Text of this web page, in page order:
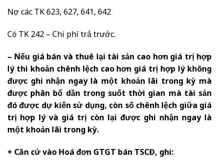
Nợ các TK 623, 627, 641, 642
Có TK 242 – Chi phí trả trước.
– Nếu giá bán và thuê lại tài sản cao hơn giá trị hợp
lý thì khoản chênh lệch cao hơn giá trị hợp lý không
được ghi nhận ngay là một khoản lãi trong kỳ mà
được phân bổ dần trong suốt thời gian mà tài sản
đó được dự kiến sử dụng, còn số chênh lệch giữa giá
trị hợp lý và giá trị còn lại được ghi nhận ngay là
một khoản lãi trong kỳ.
+ Căn cứ vào Hoá đơn GTGT bán TSCĐ, ghi: